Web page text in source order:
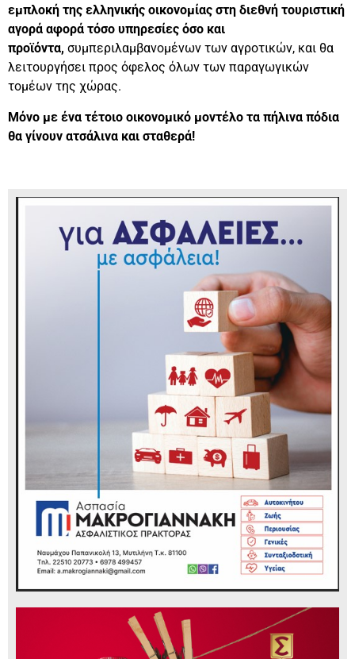
εμπλοκή της ελληνικής οικονομίας στη διεθνή τουριστική
αγορά αφορά τόσο υπηρεσίες όσο και
προϊόντα, συμπεριλαμβανομένων των αγροτικών, και θα
λειτουργήσει προς όφελος όλων των παραγωγικών
τομέων της χώρας.
Μόνο με ένα τέτοιο οικονομικό μοντέλο τα πήλινα πόδια
θα γίνουν ατσάλινα και σταθερά!